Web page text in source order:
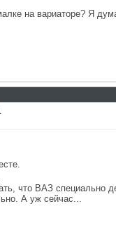
на вариаторе? Я
что ВАЗ специально
А уж сейчас...